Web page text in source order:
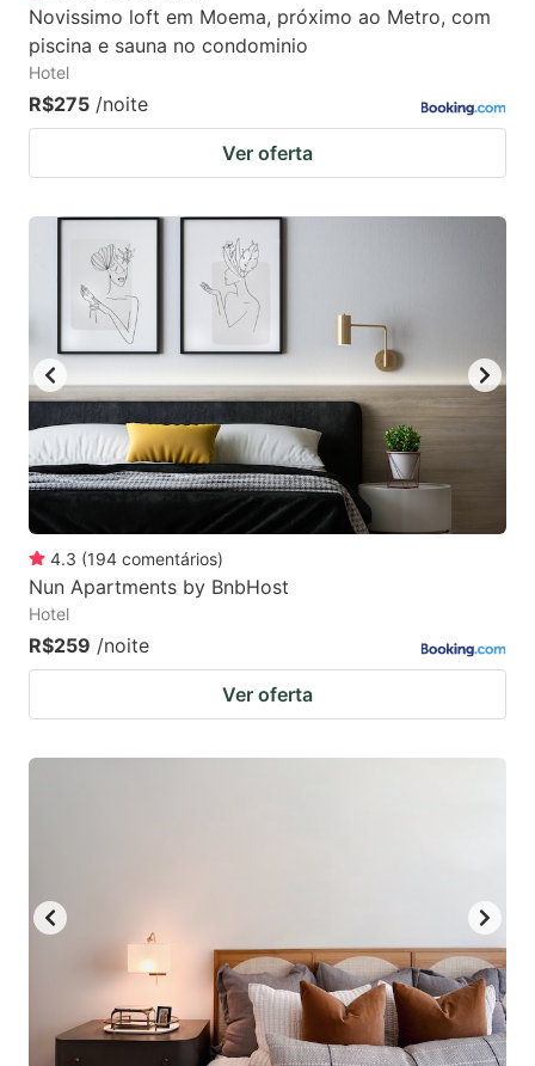
Novissimo loft em Moema, próximo ao Metro, com
piscina e sauna no condominio
Hotel
R$275 /noite
Ver oferta
4.3 (194 comentários)
Nun Apartments by BnbHost
Hotel
R$259 /noite
Ver oferta